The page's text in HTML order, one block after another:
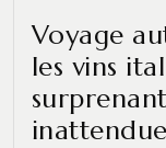
Voyage
les vins